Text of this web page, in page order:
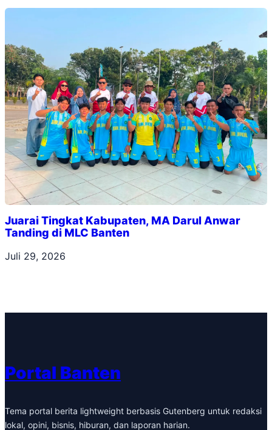
Juarai Tingkat Kabupaten, MA Darul Anwar
Tanding di MLC Banten
Juli 29, 2026
Portal Banten
Tema portal berita lightweight berbasis Gutenberg untuk redaksi
lokal, opini, bisnis, hiburan, dan laporan harian.